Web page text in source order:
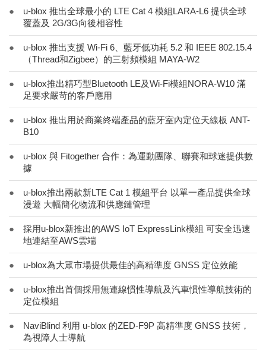
●
u-blox 推出全球最小的 LTE Cat 4 模組LARA-L6 提供全球
覆蓋及 2G/3G向後相容性
●
u-blox 推出支援 Wi-Fi 6、藍牙低功耗 5.2 和 IEEE 802.15.4
（Thread和Zigbee）的三射頻模組 MAYA-W2
●
u-blox推出精巧型Bluetooth LE及Wi-Fi模組NORA-W10 滿
足要求嚴苛的客戶應用
●
u-blox 推出用於商業終端產品的藍牙室內定位天線板 ANT-
B10
●
u-blox 與 Fitogether 合作：為運動團隊、聯賽和球迷提供數
據
●
u-blox推出兩款新LTE Cat 1 模組平台 以單一產品提供全球
漫遊 大幅簡化物流和供應鏈管理
●
採用u-blox新推出的AWS IoT ExpressLink模組 可安全迅速
地連結至AWS雲端
● u-blox為大眾市場提供最佳的高精準度 GNSS 定位效能
●
u-blox推出首個採用無連線慣性導航及汽車慣性導航技術的
定位模組
●
NaviBlind 利用 u-blox 的ZED-F9P 高精準度 GNSS 技術，
為視障人士導航